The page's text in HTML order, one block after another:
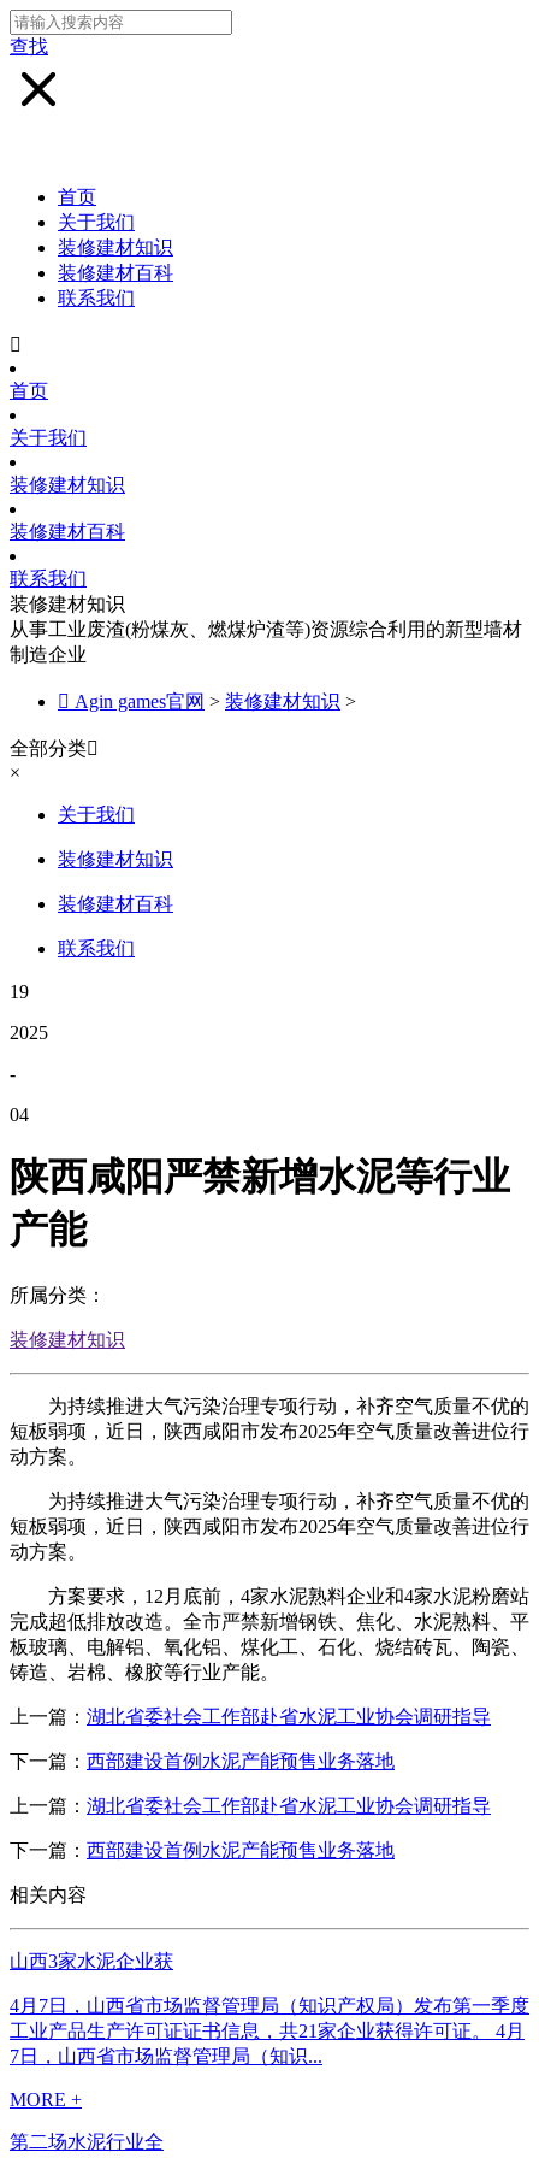
查找
首页
关于我们
装修建材知识
装修建材百科
联系我们

首页
关于我们
装修建材知识
装修建材百科
联系我们
装修建材知识
从事工业废渣(粉煤灰、燃煤炉渣等)资源综合利用的新型墙材
制造企业
 Agin games官网 > 装修建材知识 >
全部分类
×
关于我们
装修建材知识
装修建材百科
联系我们
19
2025
-
04
陕西咸阳严禁新增水泥等行业
产能
所属分类：
装修建材知识
为持续推进大气污染治理专项行动，补齐空气质量不优的
短板弱项，近日，陕西咸阳市发布2025年空气质量改善进位行
动方案。
为持续推进大气污染治理专项行动，补齐空气质量不优的
短板弱项，近日，陕西咸阳市发布2025年空气质量改善进位行
动方案。
方案要求，12月底前，4家水泥熟料企业和4家水泥粉磨站
完成超低排放改造。全市严禁新增钢铁、焦化、水泥熟料、平
板玻璃、电解铝、氧化铝、煤化工、石化、烧结砖瓦、陶瓷、
铸造、岩棉、橡胶等行业产能。
上一篇： 湖北省委社会工作部赴省水泥工业协会调研指导
下一篇： 西部建设首例水泥产能预售业务落地
上一篇： 湖北省委社会工作部赴省水泥工业协会调研指导
下一篇： 西部建设首例水泥产能预售业务落地
相关内容
山西3家水泥企业获
4月7日，山西省市场监督管理局（知识产权局）发布第一季度
工业产品生产许可证证书信息，共21家企业获得许可证。 4月
7日，山西省市场监督管理局（知识...
MORE +
第二场水泥行业全